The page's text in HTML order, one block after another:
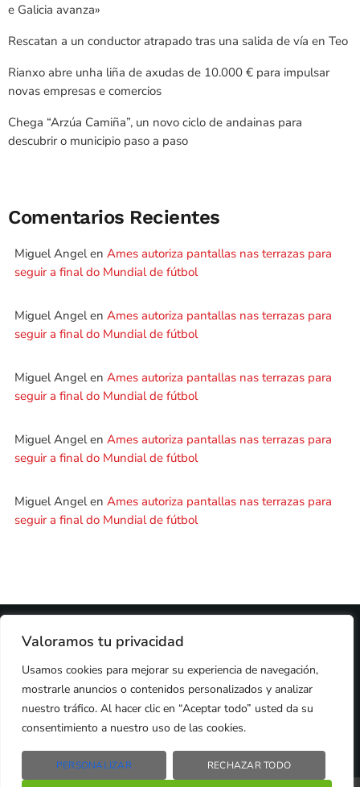
Valoramos tu privacidad
Usamos cookies para mejorar su experiencia de navegación,
mostrarle anuncios o contenidos personalizados y analizar
nuestro tráfico. Al hacer clic en “Aceptar todo” usted da su
consentimiento a nuestro uso de las cookies.
PERSONALIZAR RECHAZAR TODO
e Galicia avanza»
Rescatan a un conductor atrapado tras una salida de vía en Teo
Rianxo abre unha liña de axudas de 10.000 € para impulsar
novas empresas e comercios
Chega “Arzúa Camiña”, un novo ciclo de andainas para
descubrir o municipio paso a paso
Comentarios Recientes
Miguel Angelen Ames autoriza pantallas nas terrazas para
seguir a final do Mundial de fútbol
Miguel Angelen Ames autoriza pantallas nas terrazas para
seguir a final do Mundial de fútbol
Miguel Angelen Ames autoriza pantallas nas terrazas para
seguir a final do Mundial de fútbol
Miguel Angelen Ames autoriza pantallas nas terrazas para
seguir a final do Mundial de fútbol
Miguel Angelen Ames autoriza pantallas nas terrazas para
seguir a final do Mundial de fútbol
2024 © PROPIEDAD DEDEZASETE MEDIA SL
COOKIES
AVISO LEGAL
PUBLICIDAD
CONTACTO